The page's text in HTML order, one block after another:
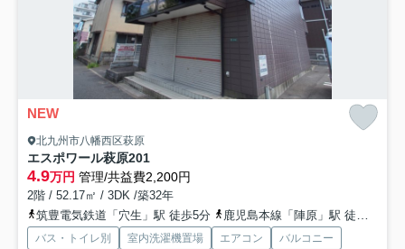
NEW
北九州市八幡西区萩原
エスポワール萩原201
4.9万円 管理/共益費2,200円
2階 / 52.17㎡ / 3DK /築32年
筑豊電気鉄道「穴生」駅 徒歩5分
鹿児島本線「陣原」駅 徒歩18分
バス・トイレ別 室内洗濯機置場 エアコン
バルコニー